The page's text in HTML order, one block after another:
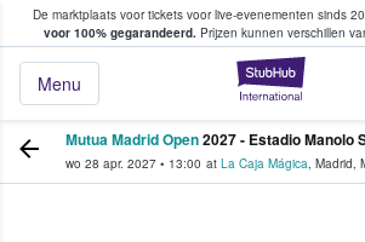
De marktplaats voor tickets voor live-evenementen sinds
voor 100% gegarandeerd.Prijzen kunnen verschillen
Menu
tickets kopen en
Mutua Madrid Open2027 - Estadio Manolo
wo 28 apr. 2027 • 13:00 at La Caja Mágica, Madrid,